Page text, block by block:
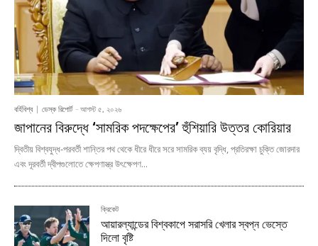
বর্হিবিশ্ব ডেস্ক রিপোর্ট - আগস্ট ৫, ২০২৬
জাপানের বিরুদ্ধে ‘সামরিক পদক্ষেপের’ হুঁশিয়ারি উত্তর কোরিয়ার
দ্বিতীয় বিশ্বযুদ্ধ-পরবর্তী শান্তির পথ থেকে ধীরে ধীরে সরে সামরিক ব্যয় বৃদ্ধি, প্রতিরক্ষা চুক্তি জোরদার
এবং দূরবর্তী দ্বীপগুলোতে ক্ষেপণাস্ত্র উৎক্ষেপণ...
ক্রিকেট
আয়ারল্যান্ডের বিশ্বকাপে সরাসরি খেলার স্বপ্ন ভেস্তে
দিলো বৃষ্টি